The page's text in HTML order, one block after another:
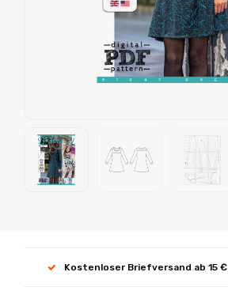
Kostenloser Briefversand ab 15 €